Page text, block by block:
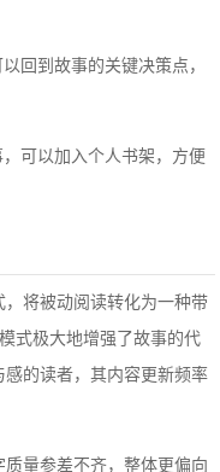
回到故事的关键决策点，
可以加入个人书架，方便
将被动阅读转化为一种带
式极大地增强了故事的代
的读者，其内容更新频率
量参差不齐，整体更偏向